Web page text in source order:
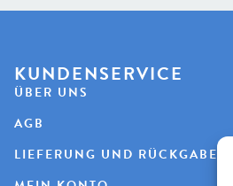
KUNDENSERVICE
ÜBER UNS
AGB
LIEFERUNG UND RÜCKGABE